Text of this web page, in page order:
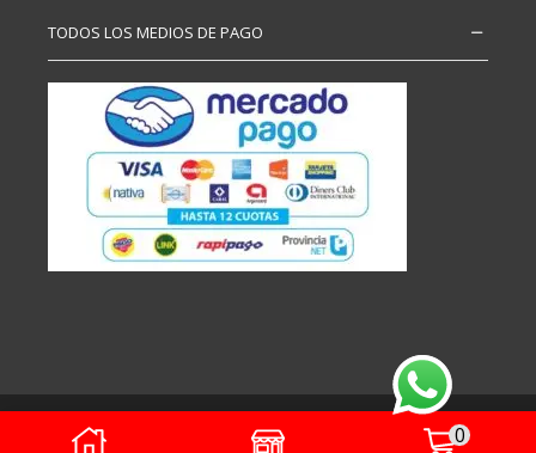
TODOS LOS MEDIOS DE PAGO
Copyright – Todos los derechos reservados
0